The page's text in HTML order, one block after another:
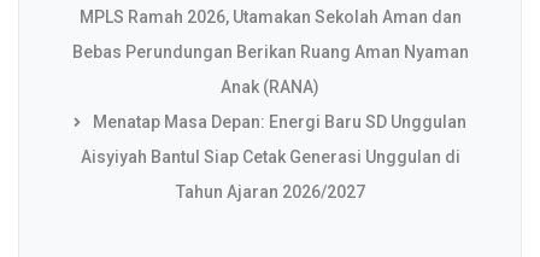
MPLS Ramah 2026, Utamakan Sekolah Aman dan
Bebas Perundungan Berikan Ruang Aman Nyaman
Anak (RANA)
Menatap Masa Depan: Energi Baru SD Unggulan
Aisyiyah Bantul Siap Cetak Generasi Unggulan di
Tahun Ajaran 2026/2027